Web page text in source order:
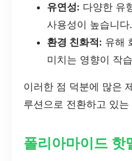
유연성: 다양한 유
사용성이 높습니다.
환경 친화적: 유해
미치는 영향이 작
이러한 점 덕분에 많은
루션으로 전환하고 있는
폴리아마이드 핫